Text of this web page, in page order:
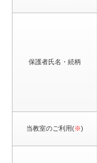
保護者氏名・続柄
当教室のご利用(※)